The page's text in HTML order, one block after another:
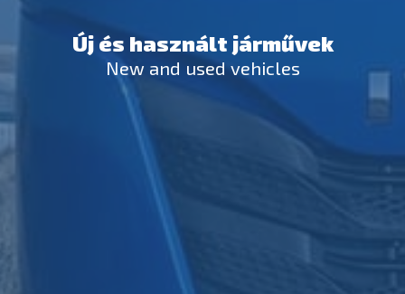
Új és használt járművek
New and used vehicles